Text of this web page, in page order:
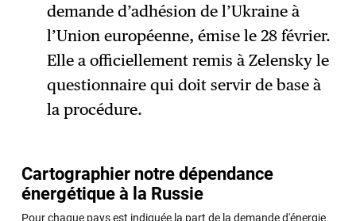
demande d’adhésion de l’Ukraine à
l’Union européenne, émise le 28 février.
Elle a officiellement remis à Zelensky le
questionnaire qui doit servir de base à
la procédure.